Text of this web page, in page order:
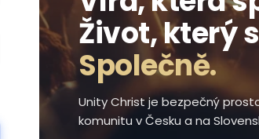
Život, který
Společně.
Unity Christ je bezpečný
komunitu v Česku a na